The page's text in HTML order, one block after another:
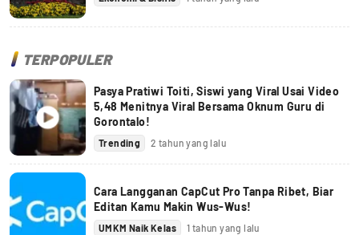
TERPOPULER
Pasya Pratiwi Toiti, Siswi yang Viral Usai Video
5,48 Menitnya Viral Bersama Oknum Guru di
Gorontalo!
Trending 2 tahun yang lalu
Cara Langganan CapCut Pro Tanpa Ribet, Biar
Editan Kamu Makin Wus-Wus!
UMKM Naik Kelas 1 tahun yang lalu